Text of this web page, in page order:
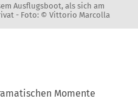
Ausflugsboot, als sich am
- Foto: © Vittorio Marcolla
Momente